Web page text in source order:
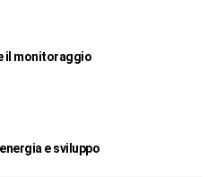
il monitoraggio
e sviluppo